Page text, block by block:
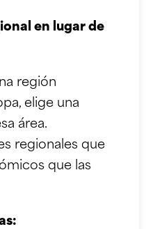
en lugar de
región
elige una
área.
regionales que
que las